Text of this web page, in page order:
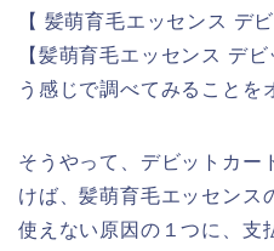
【 髪萌育毛エッセンス デ
【髪萌育毛エッセンス デ
う感じで調べてみることを
そうやって、デビットカー
けば、髪萌育毛エッセンス
使えない原因の１つに、支